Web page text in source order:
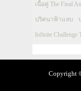
เนื้อคู่ The Final
ปริศนาฟ้าแลบ
Infinite
Copyright